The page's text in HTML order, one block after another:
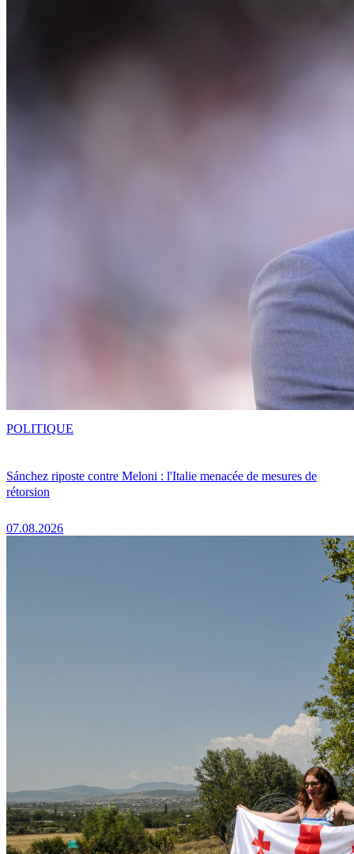
Sánchez riposte contre Meloni : l'Italie menacée de mesures de
rétorsion
07.08.2026
POLITIQUE